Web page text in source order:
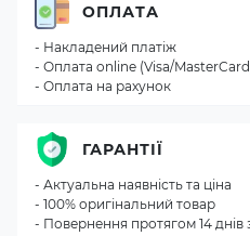
ОПЛАТА
- Накладений платіж
- Оплата online (Visa/
- Оплата на рахунок
ГАРАНТІЇ
- Актуальна наявність та ціна
- 100% оригінальний товар
- Повернення протягом 14